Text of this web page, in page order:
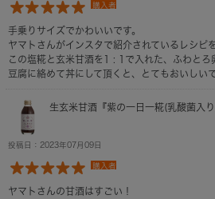
購入者
手乗りサイズでかわいいです。
ヤマトさんがインスタで紹介されているレシピ
この塩糀と玄米甘酒を1 : 1で入れた、ふわとろ
豆腐に絡めて丼にして頂くと、とてもおいしいで
生玄米甘酒『紫の一日一糀(乳酸菌入
投稿日：2023年07月09日
購入者
ヤマトさんの甘酒はすごい！